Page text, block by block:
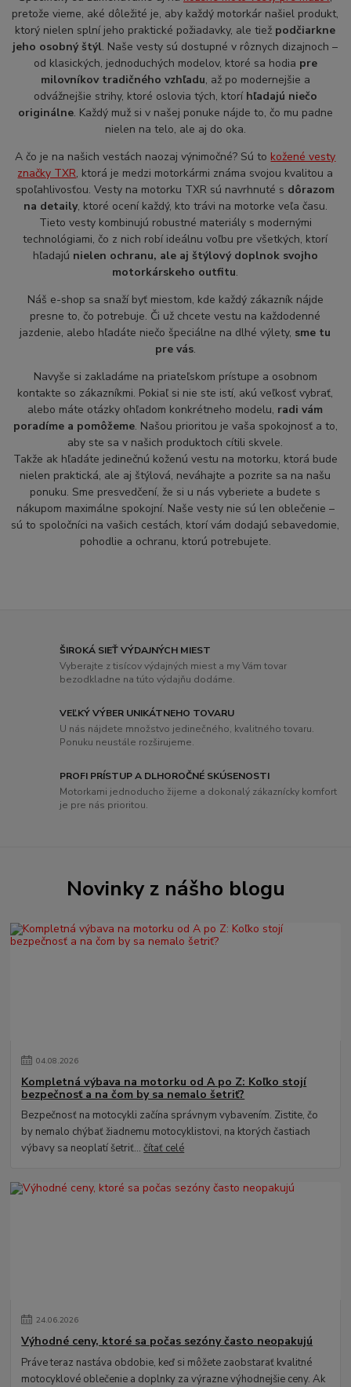
pretože vieme, aké dôležité je, aby každý motorkár našiel produkt,
ktorý nielen splní jeho praktické požiadavky, ale tiež podčiarkne
jeho osobný štýl. Naše vesty sú dostupné v rôznych dizajnoch –
od klasických, jednoduchých modelov, ktoré sa hodia pre
milovníkov tradičného vzhľadu, až po modernejšie a
odvážnejšie strihy, ktoré oslovia tých, ktorí hľadajú niečo
originálne. Každý muž si v našej ponuke nájde to, čo mu padne
nielen na telo, ale aj do oka.
A čo je na našich vestách naozaj výnimočné? Sú to kožené vesty
značky TXR, ktorá je medzi motorkármi známa svojou kvalitou a
spoľahlivosťou. Vesty na motorku TXR sú navrhnuté s dôrazom
na detaily, ktoré ocení každý, kto trávi na motorke veľa času.
Tieto vesty kombinujú robustné materiály s modernými
technológiami, čo z nich robí ideálnu voľbu pre všetkých, ktorí
hľadajú nielen ochranu, ale aj štýlový doplnok svojho
motorkárskeho outfitu.
Náš e-shop sa snaží byť miestom, kde každý zákazník nájde
presne to, čo potrebuje. Či už chcete vestu na každodenné
jazdenie, alebo hľadáte niečo špeciálne na dlhé výlety, sme tu
pre vás.
Navyše si zakladáme na priateľskom prístupe a osobnom
kontakte so zákazníkmi. Pokiaľ si nie ste istí, akú veľkosť vybrať,
alebo máte otázky ohľadom konkrétneho modelu, radi vám
poradíme a pomôžeme. Našou prioritou je vaša spokojnosť a to,
aby ste sa v našich produktoch cítili skvele.
Takže ak hľadáte jedinečnú koženú vestu na motorku, ktorá bude
nielen praktická, ale aj štýlová, neváhajte a pozrite sa na našu
ponuku. Sme presvedčení, že si u nás vyberiete a budete s
nákupom maximálne spokojní. Naše vesty nie sú len oblečenie –
sú to spoločníci na vašich cestách, ktorí vám dodajú sebavedomie,
pohodlie a ochranu, ktorú potrebujete.
ŠIROKÁ SIEŤ VÝDAJNÝCH MIEST
Vyberajte z tisícov výdajných miest a my Vám tovar
bezodkladne na túto výdajňu dodáme.
VEĽKÝ VÝBER UNIKÁTNEHO TOVARU
U nás nájdete množstvo jedinečného, ​​kvalitného tovaru.
Ponuku neustále rozširujeme.
PROFI PRÍSTUP A DLHOROČNÉ SKÚSENOSTI
Motorkami jednoducho žijeme a dokonalý zákaznícky komfort
je pre nás prioritou.
Novinky z nášho blogu
04.08.2026
Kompletná výbava na motorku od A po Z: Koľko stojí
bezpečnosť a na čom by sa nemalo šetriť?
Bezpečnosť na motocykli začína správnym vybavením. Zistite, čo
by nemalo chýbať žiadnemu motocyklistovi, na ktorých častiach
výbavy sa neoplatí šetriť...čítať celé
24.06.2026
Výhodné ceny, ktoré sa počas sezóny často neopakujú
Práve teraz nastáva obdobie, keď si môžete zaobstarať kvalitné
motocyklové oblečenie a doplnky za výrazne výhodnejšie ceny. Ak